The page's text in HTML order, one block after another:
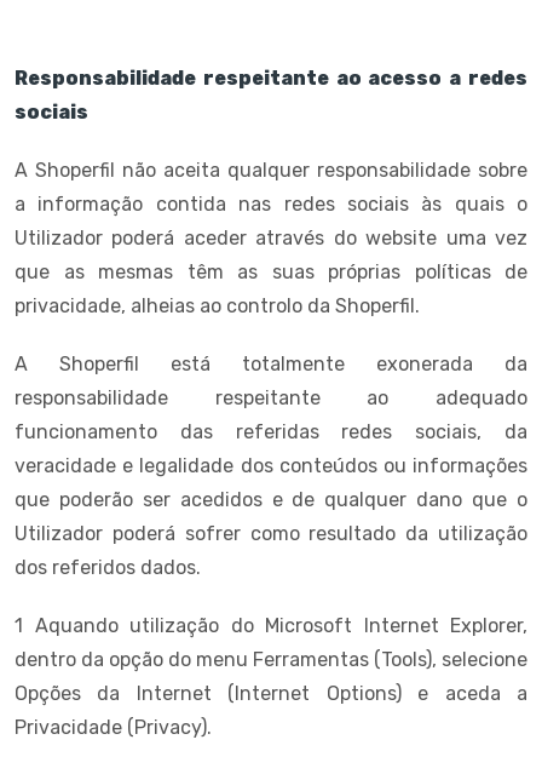
Responsabilidade respeitante ao acesso a redes
sociais
A Shoperfil não aceita qualquer responsabilidade sobre
a informação contida nas redes sociais às quais o
Utilizador poderá aceder através do website uma vez
que as mesmas têm as suas próprias políticas de
privacidade, alheias ao controlo da Shoperfil.
A Shoperfil está totalmente exonerada da
responsabilidade respeitante ao adequado
funcionamento das referidas redes sociais, da
veracidade e legalidade dos conteúdos ou informações
que poderão ser acedidos e de qualquer dano que o
Utilizador poderá sofrer como resultado da utilização
dos referidos dados.
1 Aquando utilização do Microsoft Internet Explorer,
dentro da opção do menu Ferramentas (Tools), selecione
Opções da Internet (Internet Options) e aceda a
Privacidade (Privacy).